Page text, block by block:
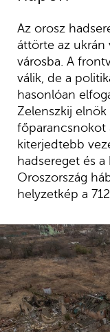
Az orosz
áttörte az ukrán
városba. A
válik, de a
hasonlóan
Zelenszkij
főparancsnokot
kiterjedtebb
hadsereget és a
Oroszország
helyzetkép a